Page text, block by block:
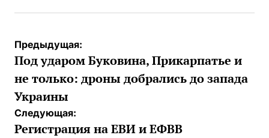
Навигация
по
записям
Предыдущая:
Под ударом Буковина, Прикарпатье и
не только: дроны добрались до запада
Украины
Следующая:
Регистрация на ЕВИ и ЕФВВ